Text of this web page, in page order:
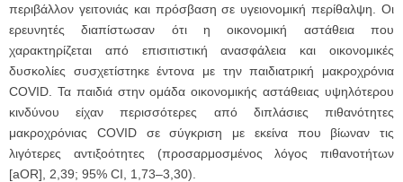
περιβάλλον γειτονιάς και πρόσβαση σε υγειονομική περίθαλψη. Οι
ερευνητές διαπίστωσαν ότι η οικονομική αστάθεια που
χαρακτηρίζεται από επισιτιστική ανασφάλεια και οικονομικές
δυσκολίες συσχετίστηκε έντονα με την παιδιατρική μακροχρόνια
COVID. Τα παιδιά στην ομάδα οικονομικής αστάθειας υψηλότερου
κινδύνου είχαν περισσότερες από διπλάσιες πιθανότητες
μακροχρόνιας COVID σε σύγκριση με εκείνα που βίωναν τις
λιγότερες αντιξοότητες (προσαρμοσμένος λόγος πιθανοτήτων
[aOR], 2,39; 95% CI, 1,73–3,30).